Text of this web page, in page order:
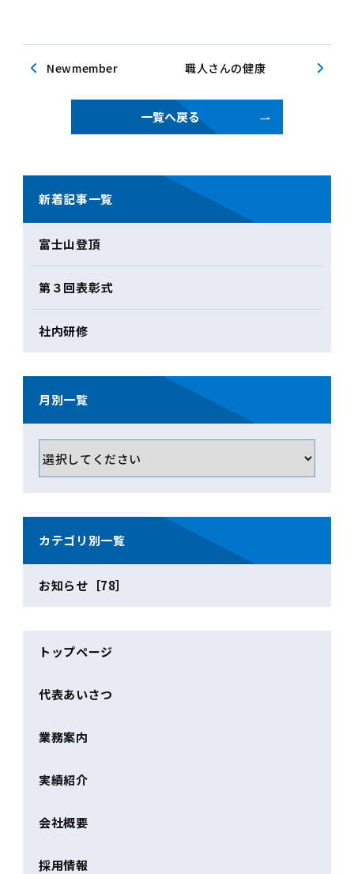
Newmember 職人さんの健康
一覧へ戻る
新着記事一覧
富士山登頂
第３回表彰式
社内研修
月別一覧
カテゴリ別一覧
お知らせ［78］
トップページ
代表あいさつ
業務案内
実績紹介
会社概要
採用情報